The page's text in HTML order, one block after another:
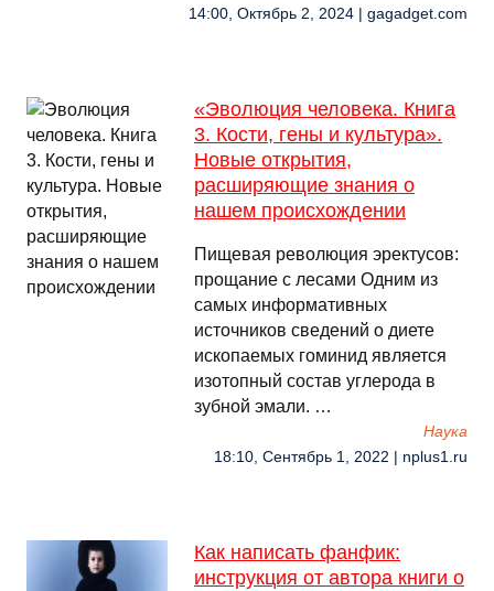
14:00, Октябрь 2, 2024 | gagadget.com
«Эволюция человека. Книга
3. Кости, гены и культура».
Новые открытия,
расширяющие знания о
нашем происхождении
Пищевая революция эректусов:
прощание с лесами Одним из
самых информативных
источников сведений о диете
ископаемых гоминид является
изотопный состав углерода в
зубной эмали. …
Наука
18:10, Сентябрь 1, 2022 | nplus1.ru
Как написать фанфик:
инструкция от автора книги о